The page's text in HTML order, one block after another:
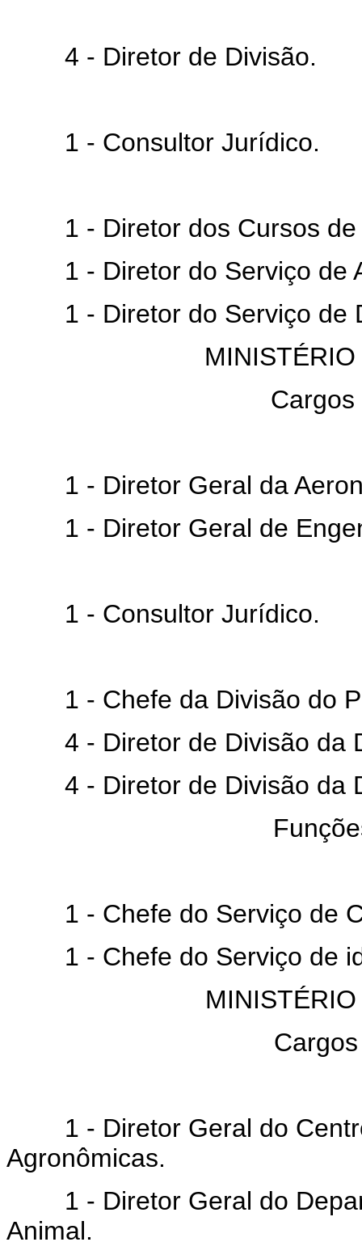
4 - Diretor de Divisão.
1 - Consultor Jurídico.
1 - Diretor dos Cursos de
1 - Diretor do Serviço de
1 - Diretor do Serviço de
1 - Diretor Geral da
1 - Diretor Geral de
1 - Consultor Jurídico.
1 - Chefe da Divisão do
4 - Diretor de Divisão da
4 - Diretor de Divisão da
1 - Chefe do Serviço de
1 - Chefe do Serviço de
1 - Diretor Geral do
Agronômicas.
1 - Diretor Geral do
Animal.